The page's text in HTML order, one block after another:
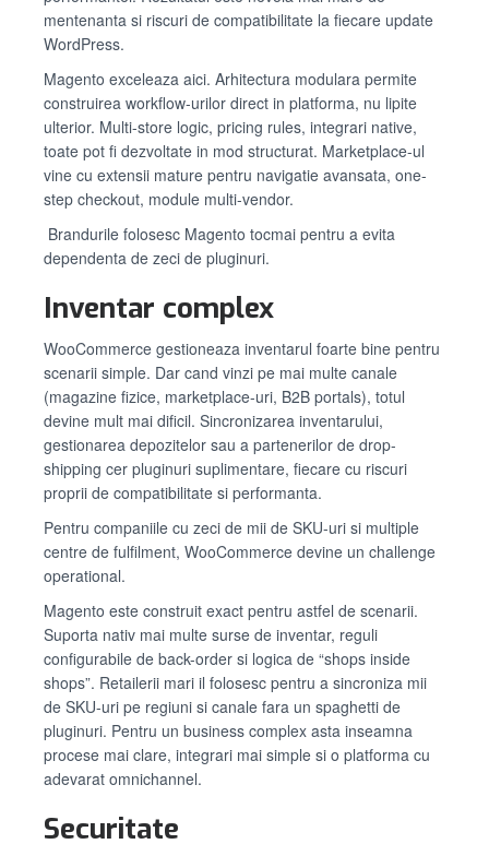
mentenanta si riscuri de compatibilitate la fiecare update
WordPress.
Magento exceleaza aici. Arhitectura modulara permite
construirea workflow-urilor direct in platforma, nu lipite
ulterior. Multi-store logic, pricing rules, integrari native,
toate pot fi dezvoltate in mod structurat. Marketplace-ul
vine cu extensii mature pentru navigatie avansata, one-
step checkout, module multi-vendor.
Brandurile folosesc Magento tocmai pentru a evita
dependenta de zeci de pluginuri.
Inventar complex
WooCommerce gestioneaza inventarul foarte bine pentru
scenarii simple. Dar cand vinzi pe mai multe canale
(magazine fizice, marketplace-uri, B2B portals), totul
devine mult mai dificil. Sincronizarea inventarului,
gestionarea depozitelor sau a partenerilor de drop-
shipping cer pluginuri suplimentare, fiecare cu riscuri
proprii de compatibilitate si performanta.
Pentru companiile cu zeci de mii de SKU-uri si multiple
centre de fulfilment, WooCommerce devine un challenge
operational.
Magento este construit exact pentru astfel de scenarii.
Suporta nativ mai multe surse de inventar, reguli
configurabile de back-order si logica de “shops inside
shops”. Retailerii mari il folosesc pentru a sincroniza mii
de SKU-uri pe regiuni si canale fara un spaghetti de
pluginuri. Pentru un business complex asta inseamna
procese mai clare, integrari mai simple si o platforma cu
adevarat omnichannel.
Securitate